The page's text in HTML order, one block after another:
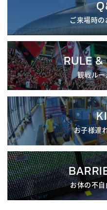
ご来場時
RULE
観戦ル
お子様連
お体の不